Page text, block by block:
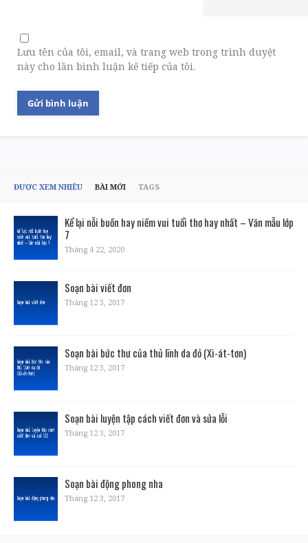
Lưu tên của tôi, email, và trang web trong trình duyệt
này cho lần bình luận kế tiếp của tôi.
ĐƯỢC XEM NHIỀU BÀI MỚI TAGS
Kể lại nỗi buồn hay niềm vui tuổi thơ hay nhất – Văn mẫu lớp
7
Tháng 4 22, 2020
Soạn bài viết đơn
Tháng 12 3, 2017
Soạn bài bức thư của thủ lĩnh da đỏ (Xi-át-tơn)
Tháng 12 3, 2017
Soạn bài luyện tập cách viết đơn và sửa lỗi
Tháng 12 3, 2017
Soạn bài động phong nha
Tháng 12 3, 2017